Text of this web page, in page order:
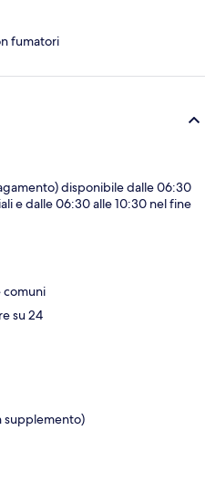
fumatori
disponibile dalle 06:30
e dalle 06:30 alle 10:30 nel fine
comuni
su 24
supplemento)